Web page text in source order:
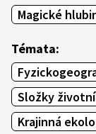
Magické
Témata:
Složky
Krajinná